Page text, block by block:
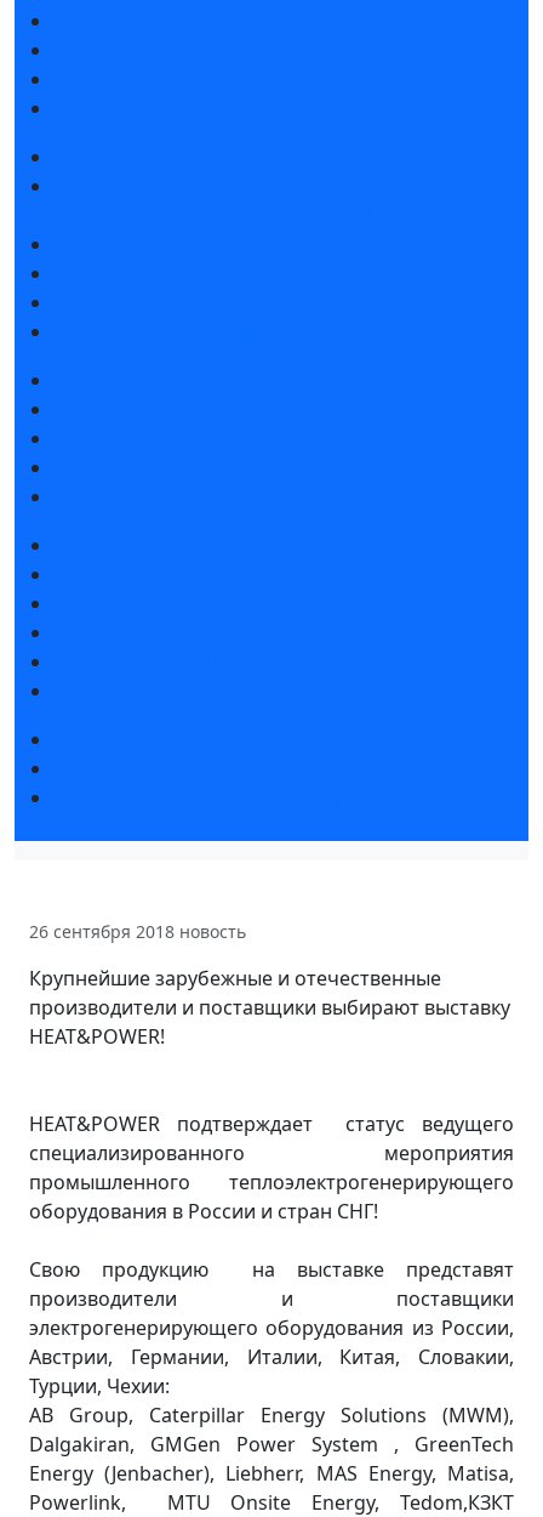
26 сентября 2018 новость
Крупнейшие зарубежные и отечественные
производители и поставщики выбирают выставку
HEAT&POWER!
HEAT&POWER подтверждает статус ведущего
специализированного мероприятия
промышленного теплоэлектрогенерирующего
оборудования в России и стран СНГ!
Свою продукцию на выставке представят
производители и поставщики
электрогенерирующего оборудования из России,
Австрии, Германии, Италии, Китая, Словакии,
Турции, Чехии:
AB Group, Caterpillar Energy Solutions (MWM),
Dalgakiran, GMGen Power System , GreenTech
Energy (Jenbacher), Liebherr, MAS Energy, Matisa,
Powerlink, MTU Onsite Energy, Tedom,КЗКТ